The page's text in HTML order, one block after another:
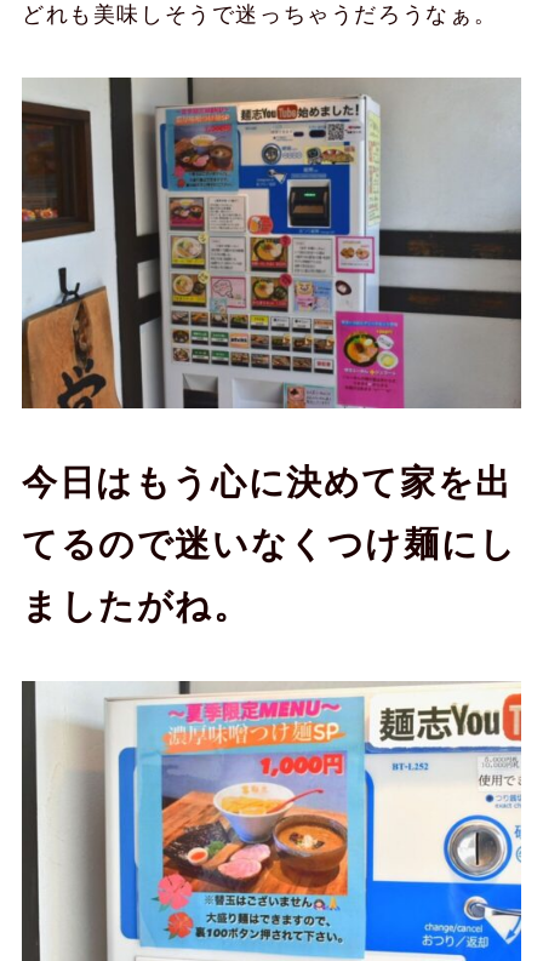
どれも美味しそうで迷っちゃうだろうなぁ。
今日はもう心に決めて家を出
てるので迷いなくつけ麺にし
ましたがね。